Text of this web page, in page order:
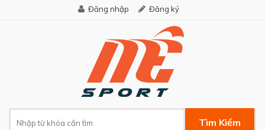
Đăng nhập Đăng ký
Tìm Kiếm